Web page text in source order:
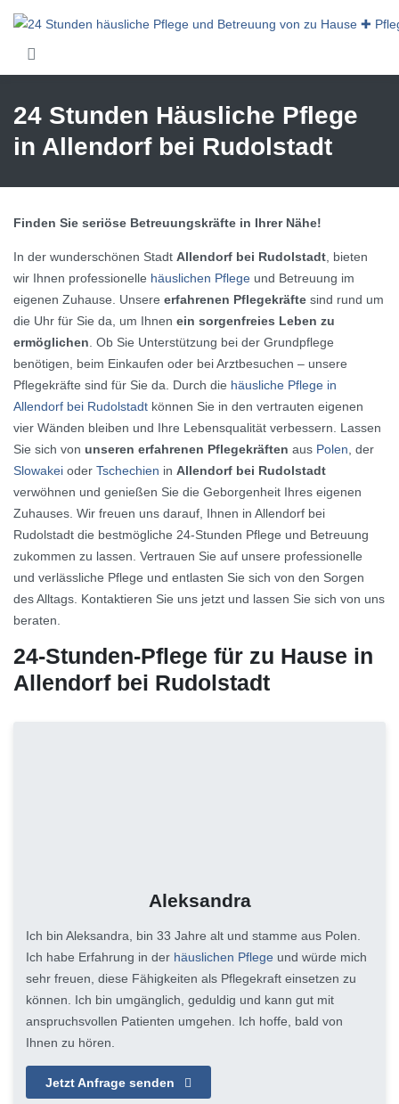
24 Stunden Häusliche Pflege
in Allendorf bei Rudolstadt
Finden Sie seriöse Betreuungskräfte in Ihrer Nähe!
In der wunderschönen Stadt Allendorf bei Rudolstadt, bieten
wir Ihnen professionelle häuslichen Pflege und Betreuung im
eigenen Zuhause. Unsere erfahrenen Pflegekräfte sind rund um
die Uhr für Sie da, um Ihnen ein sorgenfreies Leben zu
ermöglichen. Ob Sie Unterstützung bei der Grundpflege
benötigen, beim Einkaufen oder bei Arztbesuchen – unsere
Pflegekräfte sind für Sie da. Durch die häusliche Pflege in
Allendorf bei Rudolstadt können Sie in den vertrauten eigenen
vier Wänden bleiben und Ihre Lebensqualität verbessern. Lassen
Sie sich von unseren erfahrenen Pflegekräften aus Polen, der
Slowakei oder Tschechien in Allendorf bei Rudolstadt
verwöhnen und genießen Sie die Geborgenheit Ihres eigenen
Zuhauses. Wir freuen uns darauf, Ihnen in Allendorf bei
Rudolstadt die bestmögliche 24-Stunden Pflege und Betreuung
zukommen zu lassen. Vertrauen Sie auf unsere professionelle
und verlässliche Pflege und entlasten Sie sich von den Sorgen
des Alltags. Kontaktieren Sie uns jetzt und lassen Sie sich von uns
beraten.
24-Stunden-Pflege für zu Hause in
Allendorf bei Rudolstadt
Aleksandra
Ich bin Aleksandra, bin 33 Jahre alt und stamme aus Polen.
Ich habe Erfahrung in der häuslichen Pflege und würde mich
sehr freuen, diese Fähigkeiten als Pflegekraft einsetzen zu
können. Ich bin umgänglich, geduldig und kann gut mit
anspruchsvollen Patienten umgehen. Ich hoffe, bald von
Ihnen zu hören.
Jetzt Anfrage senden